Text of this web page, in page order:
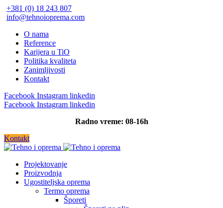
+381 (0) 18 243 807
info@tehnoioprema.com
O nama
Reference
Karijera u TiO
Politika kvaliteta
Zanimljivosti
Kontakt
Facebook Instagram linkedin
Facebook Instagram linkedin
Radno vreme: 08-16h
Kontakt
Projektovanje
Proizvodnja
Ugostiteljska oprema
Termo oprema
Šporeti